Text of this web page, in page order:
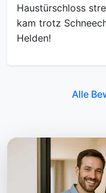
Haustürschloss
kam trotz
Helden!
Alle